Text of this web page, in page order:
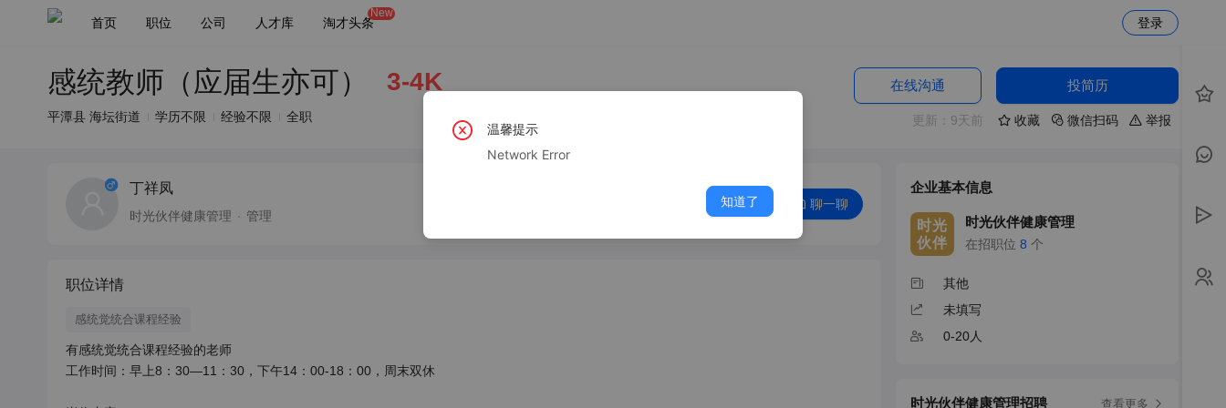
首页 职位 公司 人才库 淘才头条
New
登录
感统教师（应届生亦可） 3-4K
平潭县 海坛街道 学历不限 经验不限 全职
在线沟通 投简历
更新：9天前 收藏 微信扫码 举报
丁祥凤
时光伙伴健康管理 管理
聊一聊
职位详情
感统觉统合课程经验
有感统觉统合课程经验的老师
工作时间：早上8：30—11：30，下午14：00-18：00，周末双休
企业基本信息
时光
伙伴
时光伙伴健康管理
在招职位 8 个
其他
未填写
0-20人
时光伙伴健康管理招聘 查看更多
温馨提示
Network Error
知道了